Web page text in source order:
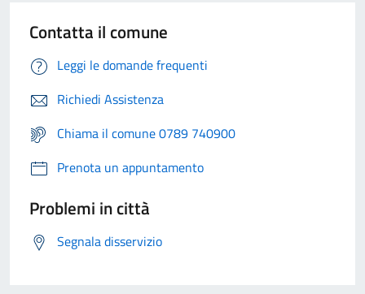
Contatta il comune
Leggi le domande frequenti
Richiedi Assistenza
Chiama il comune 0789 740900
Prenota un appuntamento
Problemi in città
Segnala disservizio